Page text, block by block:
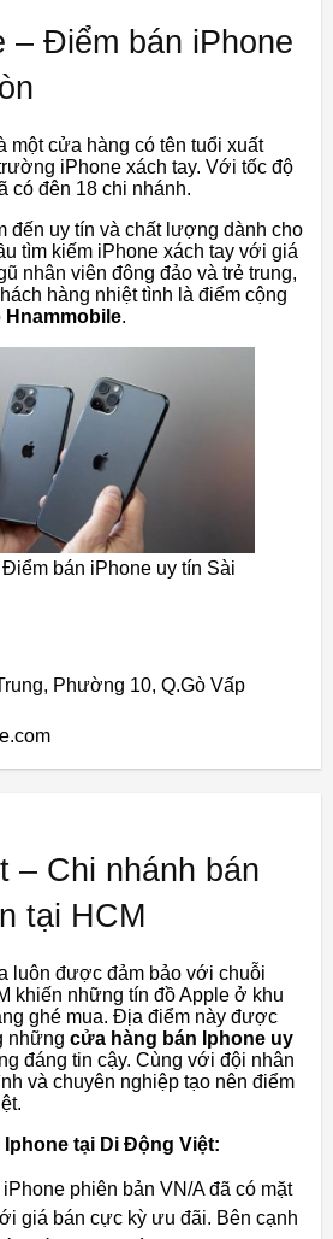
– Điểm bán iPhone
một cửa hàng có tên tuổi xuất
iPhone xách tay. Với tốc độ
có đên 18 chi nhánh.
đến uy tín và chất lượng dành cho
tìm kiếm iPhone xách tay với giá
nhân viên đông đảo và trẻ trung,
hàng nhiệt tình là điểm cộng
Hnammobile.
bán iPhone uy tín Sài
Phường 10, Q.Gò Vấp
– Chi nhánh bán
tại HCM
luôn được đảm bảo với chuỗi
khiến những tín đồ Apple ở khu
ghé mua. Địa điểm này được
những cửa hàng bán Iphone uy
đáng tin cậy. Cùng với đội nhân
và chuyên nghiệp tạo nên điểm
Iphone tại Di Động Việt:
phiên bản VN/A đã có mặt
giá bán cực kỳ ưu đãi. Bên cạnh